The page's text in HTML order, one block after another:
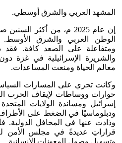
المشهد العربي والشرق أوسطي.
إن عام 2025 م، من أكثر
الوطن العربي والشرق
ومتفاعلة على الصعد كافة. فقد
والشريرة الإسرائيلية في غزة
معالم الحياة ومنعت المساعدات.
وكانت تجري على المسارات
حوارات ووساطات لإيقاف الحرب
إسرائيل ومساندة الولايات
ودبلوماسيًا في الضغط على
وذادت عنها في المحافل الدولية.
قراراتِ عديدةً في مجلس الأمن